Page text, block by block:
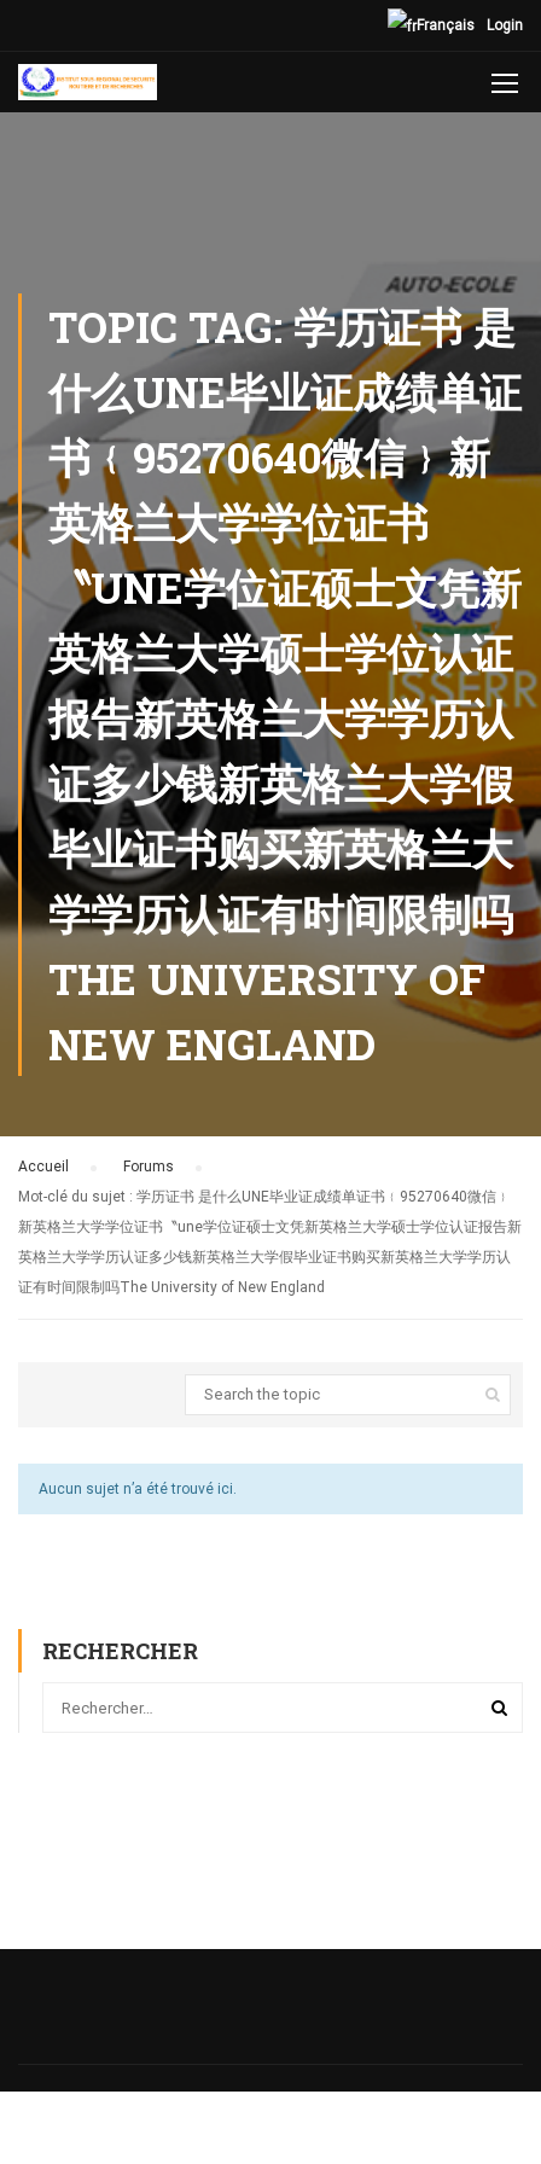
Login
Français
TOPIC TAG: 学历证书 是
什么UNE毕业证成绩单证
书﹛95270640微信﹜新
英格兰大学学位证书
〝UNE学位证硕士文凭新
英格兰大学硕士学位认证
报告新英格兰大学学历认
证多少钱新英格兰大学假
毕业证书购买新英格兰大
学学历认证有时间限制吗
THE UNIVERSITY OF
NEW ENGLAND
Accueil Forums
Mot-clé du sujet : 学历证书 是什么UNE毕业证成绩单证书﹛95270640微信﹜
新英格兰大学学位证书〝une学位证硕士文凭新英格兰大学硕士学位认证报告新
英格兰大学学历认证多少钱新英格兰大学假毕业证书购买新英格兰大学学历认
证有时间限制吗The University of New England
Aucun sujet n’a été trouvé ici.
RECHERCHER